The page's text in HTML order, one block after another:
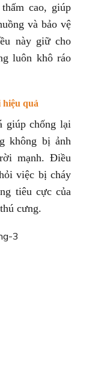
cao, giúp
và bảo vệ
này giữ cho
luôn khô ráo
hiệu quả
giúp chống lại
không bị ảnh
mạnh. Điều
việc bị cháy
tiêu cực của
cưng.